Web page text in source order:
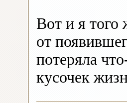
Вот и я того
от
потеряла
кусочек